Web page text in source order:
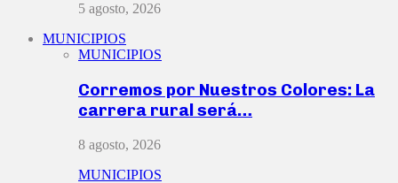
5 agosto, 2026
MUNICIPIOS
MUNICIPIOS
Corremos por Nuestros Colores: La
carrera rural será…
8 agosto, 2026
MUNICIPIOS